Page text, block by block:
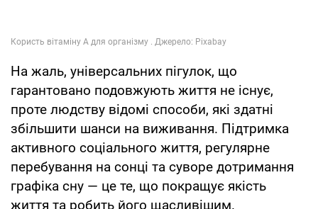
На жаль, універсальних пігулок, що
гарантовано подовжують життя не існує,
проте людству відомі способи, які здатні
збільшити шанси на виживання. Підтримка
активного соціального життя, регулярне
перебування на сонці та суворе дотримання
графіка сну — це те, що покращує якість
життя та робить його щасливішим.